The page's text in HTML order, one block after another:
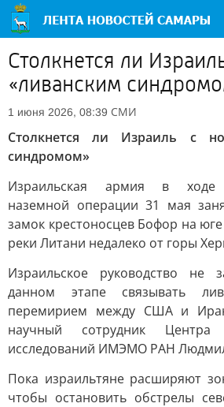
Столкнется ли
«ливанским
1 июня 2026, 08:39 СМИ
Столкнется ли Израиль с
синдромом»
Израильская армия в ходе
наземной операции 31 мая
замок крестоносцев Бофор на
реки Литани недалеко от горы
Израильское руководство не
данном этапе связывать
перемирием между США и
научный сотрудник Центра
исследований ИМЭМО РАН
Пока израильтяне расширяют
чтобы остановить обстрелы